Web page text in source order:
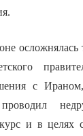
осложнялась
с
и в целях